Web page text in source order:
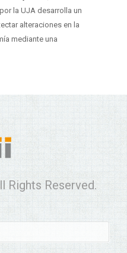
la UJA desarrolla un
alteraciones en la
mediante una
Rights Reserved.